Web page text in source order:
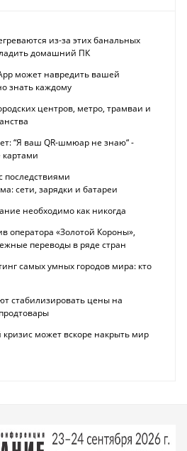
из-за этих банальных
домашний ПК
может навредить вашей
знать каждому
центров, метро, трамваи и
“Я ваш QR-шмюар не знаю“ -
последствиями
сети, зарядки и батареи
необходимо как никогда
оператора «Золотой Короны»,
переводы в ряде стран
самых умных городов мира: кто
стабилизировать цены на
может вскоре накрыть мир